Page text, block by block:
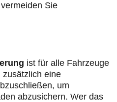
Sie
ist für alle Fahrzeuge
zusätzlich eine
um
abzusichern. Wer das